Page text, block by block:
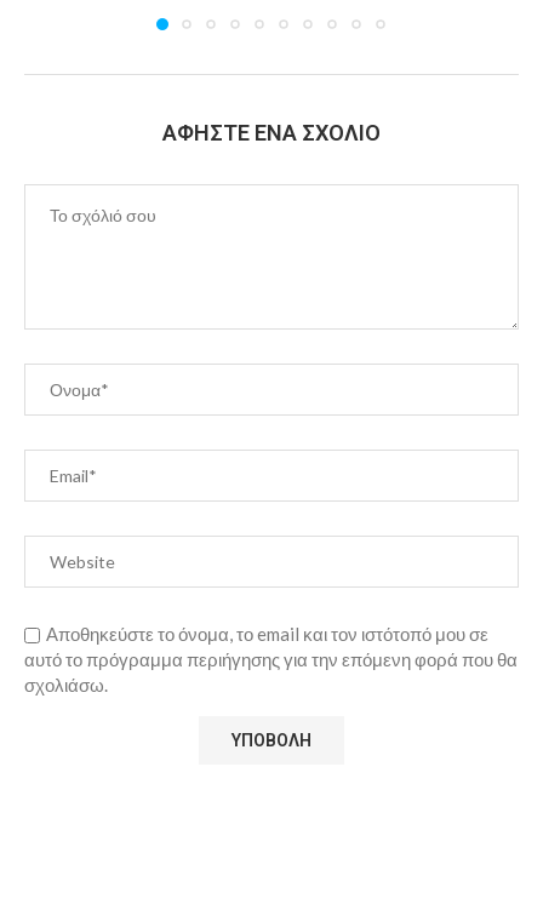
ΑΦΉΣΤΕ ΈΝΑ ΣΧΌΛΙΟ
Αποθηκεύστε το όνομα, το email και τον ιστότοπό μου σε
αυτό το πρόγραμμα περιήγησης για την επόμενη φορά που θα
σχολιάσω.